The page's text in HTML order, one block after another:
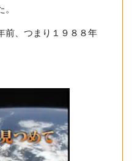
前、つまり１９８８年